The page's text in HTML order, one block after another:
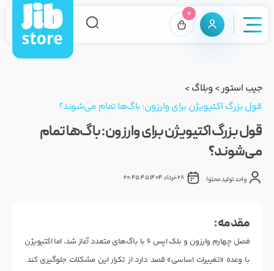
0
جیب استور>وبلاگ >
قول بزرگ اکتیویژن برای وارزون: باگ‌ها تمام می‌شوند؟
قول بزرگ اکتیویژن برای وارزون: باگ‌ها تمام
می‌شوند؟
واحد تولید محتوا 28 خرداد 1404 20:45:45
مقدمه :
فصل چهارم وارزون و بلک اپس ۶ با باگ‌های متعدد آغاز شد، اما اکتیویژن
با وعده «تغییرات اساسی» قصد دارد از تکرار این مشکلات جلوگیری کند.